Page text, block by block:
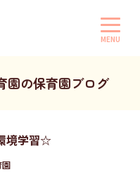
MENU
園の保育園ブログ
境学習☆